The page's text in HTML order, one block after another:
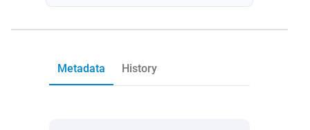
Metadata History